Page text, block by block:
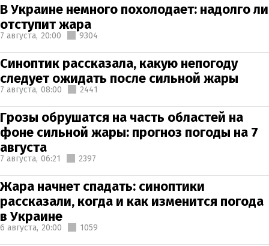
В Украине немного похолодает: надолго ли
отступит жара
7 августа, 20:00 9304
Синоптик рассказала, какую непогоду
следует ожидать после сильной жары
7 августа, 08:00 2441
Грозы обрушатся на часть областей на
фоне сильной жары: прогноз погоды на 7
августа
7 августа, 06:21 2397
Жара начнет спадать: синоптики
рассказали, когда и как изменится погода
в Украине
6 августа, 20:00 1059